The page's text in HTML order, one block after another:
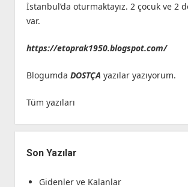
İstanbul’da oturmaktayız. 2 çocuk ve 2
var.
https://etoprak1950.blogspot.com/
Blogumda DOSTÇA yazılar yazıyorum.
Tüm yazıları
Son Yazılar
Gidenler ve Kalanlar